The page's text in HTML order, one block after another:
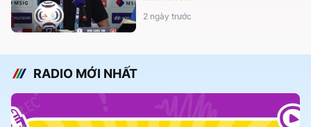
2 ngày trước
RADIO MỚI NHẤT